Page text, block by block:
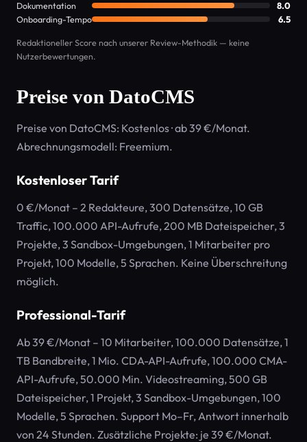
Dokumentation
8.0
Onboarding-Tempo
6.5
Redaktioneller Score nach unserer Review-Methodik — keine
Nutzerbewertungen.
Preise von DatoCMS
Preise von DatoCMS: Kostenlos · ab 39 €/Monat.
Abrechnungsmodell: Freemium.
Kostenloser Tarif
0 €/Monat – 2 Redakteure, 300 Datensätze, 10 GB
Traffic, 100.000 API-Aufrufe, 200 MB Dateispeicher, 3
Projekte, 3 Sandbox-Umgebungen, 1 Mitarbeiter pro
Projekt, 100 Modelle, 5 Sprachen. Keine Überschreitung
möglich.
Professional-Tarif
Ab 39 €/Monat – 10 Mitarbeiter, 100.000 Datensätze, 1
TB Bandbreite, 1 Mio. CDA-API-Aufrufe, 100.000 CMA-
API-Aufrufe, 50.000 Min. Videostreaming, 500 GB
Dateispeicher, 1 Projekt, 3 Sandbox-Umgebungen, 100
Modelle, 5 Sprachen. Support Mo–Fr, Antwort innerhalb
von 24 Stunden. Zusätzliche Projekte: je 39 €/Monat.